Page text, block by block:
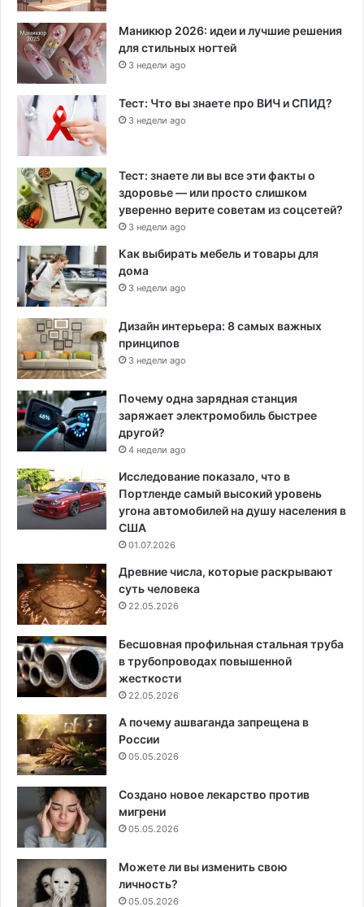
Маникюр 2026: идеи и лучшие решения
для стильных ногтей
3 недели ago
Тест: Что вы знаете про ВИЧ и СПИД?
3 недели ago
Тест: знаете ли вы все эти факты о
здоровье — или просто слишком
уверенно верите советам из соцсетей?
3 недели ago
Как выбирать мебель и товары для
дома
3 недели ago
Дизайн интерьера: 8 самых важных
принципов
3 недели ago
Почему одна зарядная станция
заряжает электромобиль быстрее
другой?
4 недели ago
Исследование показало, что в
Портленде самый высокий уровень
угона автомобилей на душу населения в
США
01.07.2026
Древние числа, которые раскрывают
суть человека
22.05.2026
Бесшовная профильная стальная труба
в трубопроводах повышенной
жесткости
22.05.2026
А почему ашваганда запрещена в
России
05.05.2026
Создано новое лекарство против
мигрени
05.05.2026
Можете ли вы изменить свою
личность?
05.05.2026